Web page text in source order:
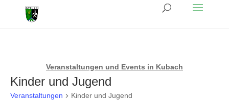
Veranstaltungen und Events in Kubach
Kinder und Jugend
Veranstaltungen Kinder und Jugend